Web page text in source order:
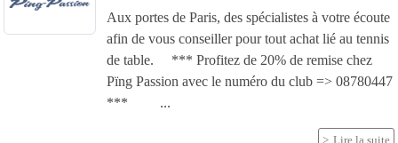
Aux portes de Paris, des spécialistes à votre écoute
afin de vous conseiller pour tout achat lié au tennis
de table. *** Profitez de 20% de remise chez
Pïng Passion avec le numéro du club => 08780447
*** ...
Lire la suite